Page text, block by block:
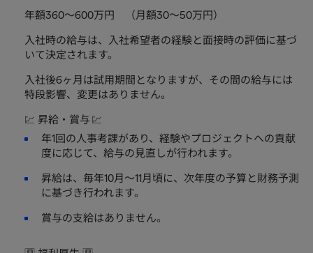
年額360～600万円 （月額30～50万円）
入社時の給与は、入社希望者の経験と面接時の評価に基づ
いて決定されます。
入社後6ヶ月は試用期間となりますが、その間の給与には
特段影響、変更はありません。
💹 昇給・賞与 💹
年1回の人事考課があり、経験やプロジェクトへの貢献
度に応じて、給与の見直しが行われます。
昇給は、毎年10月～11月頃に、次年度の予算と財務予測
に基づき行われます。
賞与の支給はありません。